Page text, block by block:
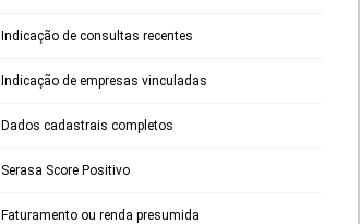
Indicação de consultas recentes
Indicação de empresas vinculadas
Dados cadastrais completos
Serasa Score Positivo
Faturamento ou renda presumida